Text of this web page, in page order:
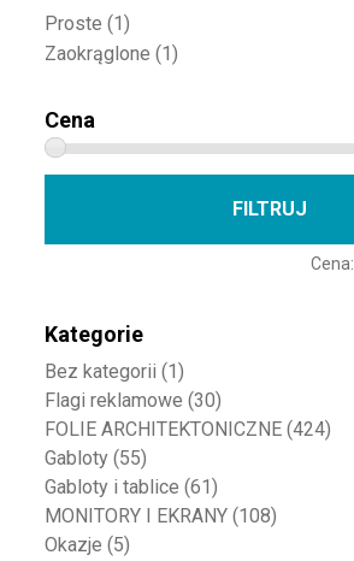
Proste (1)
Zaokrąglone (1)
Cena
FILTRUJ
Cena:
Kategorie
Bez kategorii (1)
Flagi reklamowe (30)
FOLIE ARCHITEKTONICZNE (424)
Gabloty (55)
Gabloty i tablice (61)
MONITORY I EKRANY (108)
Okazje (5)